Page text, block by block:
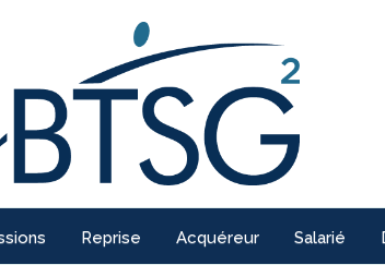
Reprise Acquéreur Salarié